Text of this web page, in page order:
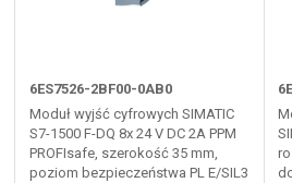
6ES7526-2BF00-0AB0
Moduł wyjść cyfrowych SIMATIC
S7-1500 F-DQ 8x 24 V DC 2A PPM
PROFIsafe, szerokość 35 mm,
poziom bezpieczeństwa PL E/SIL3